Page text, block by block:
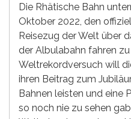
Die Rhätische Bahn
Oktober 2022, den
Reisezug der Welt über
der Albulabahn fahren
Weltrekordversuch will
ihren Beitrag zum
Bahnen leisten und eine
so noch nie zu sehen